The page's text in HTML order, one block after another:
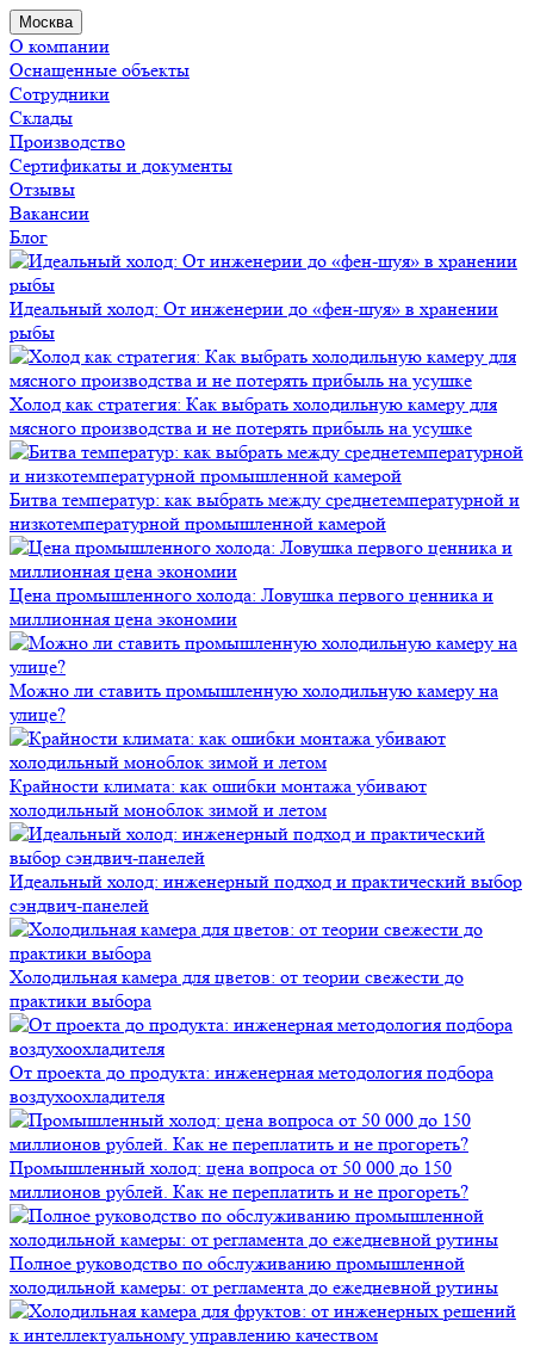
Москва
О компании
Оснащенные объекты
Сотрудники
Склады
Производство
Сертификаты и документы
Отзывы
Вакансии
Блог
Идеальный холод: От инженерии до «фен-шуя» в хранении
рыбы
Холод как стратегия: Как выбрать холодильную камеру для
мясного производства и не потерять прибыль на усушке
Битва температур: как выбрать между среднетемпературной и
низкотемпературной промышленной камерой
Цена промышленного холода: Ловушка первого ценника и
миллионная цена экономии
Можно ли ставить промышленную холодильную камеру на
улице?
Крайности климата: как ошибки монтажа убивают
холодильный моноблок зимой и летом
Идеальный холод: инженерный подход и практический выбор
сэндвич-панелей
Холодильная камера для цветов: от теории свежести до
практики выбора
От проекта до продукта: инженерная методология подбора
воздухоохладителя
Промышленный холод: цена вопроса от 50 000 до 150
миллионов рублей. Как не переплатить и не прогореть?
Полное руководство по обслуживанию промышленной
холодильной камеры: от регламента до ежедневной рутины